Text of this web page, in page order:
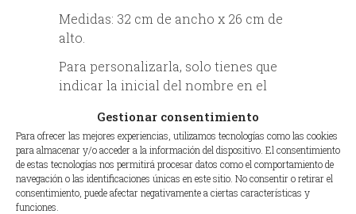
Gestionar consentimiento
Para ofrecer las mejores experiencias, utilizamos tecnologías como las cookies
para almacenar y/o acceder a la información del dispositivo. El consentimiento
de estas tecnologías nos permitirá procesar datos como el comportamiento de
navegación o las identificaciones únicas en este sitio. No consentir o retirar el
consentimiento, puede afectar negativamente a ciertas características y
funciones.
Medidas: 32 cm de ancho x 26 cm de
alto.
Para personalizarla, solo tienes que
indicar la inicial del nombre en el
observaciones al realizar tu pedido.
Un recuerdo único que acompaña un
momento inolvidable.